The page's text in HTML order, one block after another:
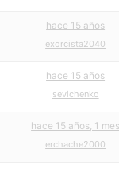
hace 15 años
exorcista2040
hace 15 años
sevichenko
hace 15 años, 1 mes
erchache2000